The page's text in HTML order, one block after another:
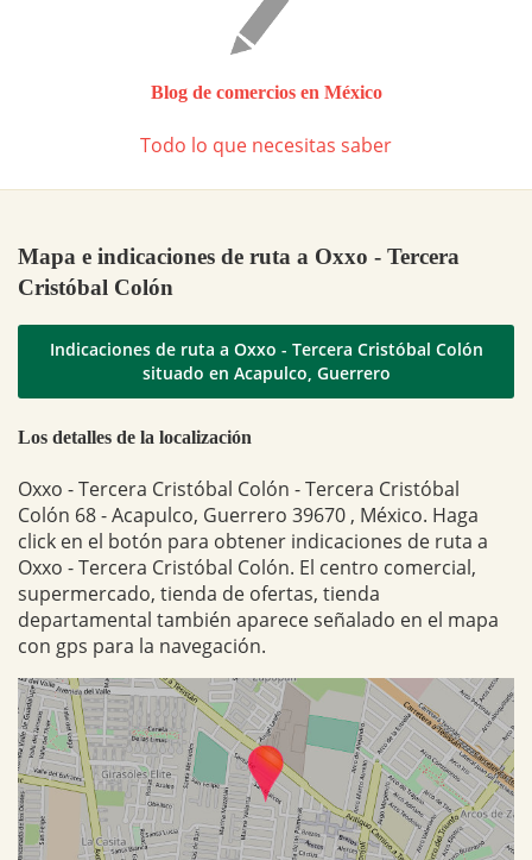
Blog de comercios en México
Todo lo que necesitas saber
Mapa e indicaciones de ruta a Oxxo - Tercera
Cristóbal Colón
Indicaciones de ruta a Oxxo - Tercera Cristóbal Colón
situado en Acapulco, Guerrero
Los detalles de la localización
Oxxo - Tercera Cristóbal Colón - Tercera Cristóbal
Colón 68 - Acapulco, Guerrero 39670 , México. Haga
click en el botón para obtener indicaciones de ruta a
Oxxo - Tercera Cristóbal Colón. El centro comercial,
supermercado, tienda de ofertas, tienda
departamental también aparece señalado en el mapa
con gps para la navegación.